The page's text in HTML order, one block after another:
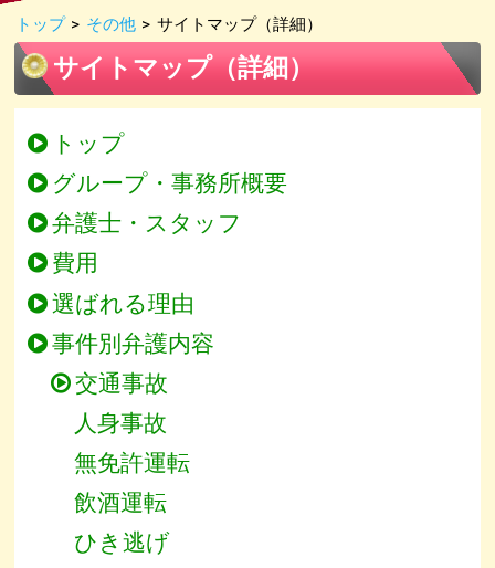
トップ > その他 > サイトマップ（詳細）
サイトマップ（詳細）
トップ
グループ・事務所概要
弁護士・スタッフ
費用
選ばれる理由
事件別弁護内容
交通事故
人身事故
無免許運転
飲酒運転
ひき逃げ